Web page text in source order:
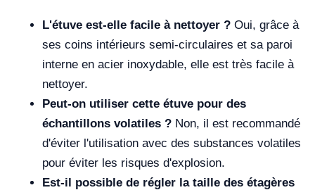
L'étuve est-elle facile à nettoyer ? Oui, grâce à
ses coins intérieurs semi-circulaires et sa paroi
interne en acier inoxydable, elle est très facile à
nettoyer.
Peut-on utiliser cette étuve pour des
échantillons volatiles ? Non, il est recommandé
d'éviter l'utilisation avec des substances volatiles
pour éviter les risques d'explosion.
Est-il possible de régler la taille des étagères